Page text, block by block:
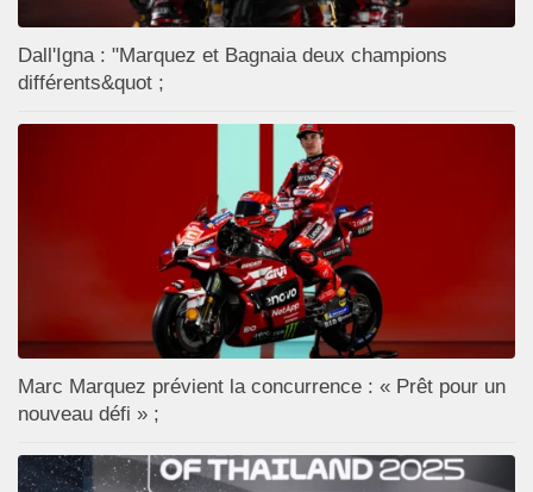
Dall'Igna : "Marquez et Bagnaia deux champions
différents&quot ;
Marc Marquez prévient la concurrence : « Prêt pour un
nouveau défi » ;